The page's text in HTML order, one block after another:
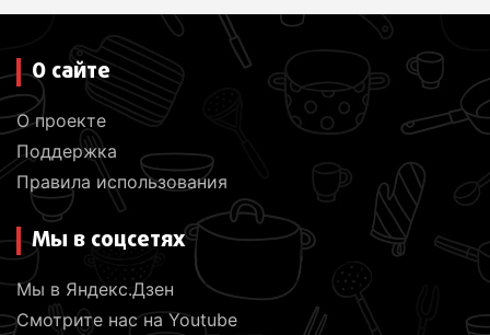
О сайте
О проекте
Поддержка
Правила использования
Мы в соцсетях
Мы в Яндекс.Дзен
Смотрите нас на Youtube